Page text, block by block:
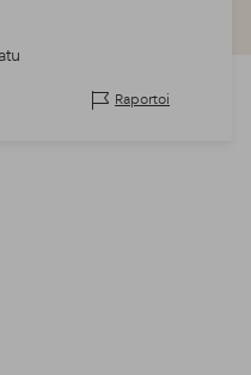
Raportoi